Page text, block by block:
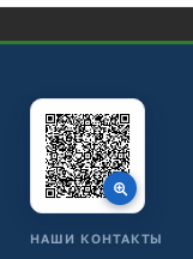
НАШИ КОНТАКТЫ